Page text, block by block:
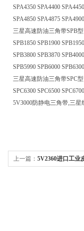
SPA4350 SPA4400
SPA4850 SPA4875
三星高速防油三角带SPB型
SPB1850 SPB1900
SPB3800 SPB3870
SPB5990 SPB6000
三星高速防油三角带SPC型
SPC6300 SPC6500
5V3000防静电三角带,三星
上一篇： 5V2360进口工业